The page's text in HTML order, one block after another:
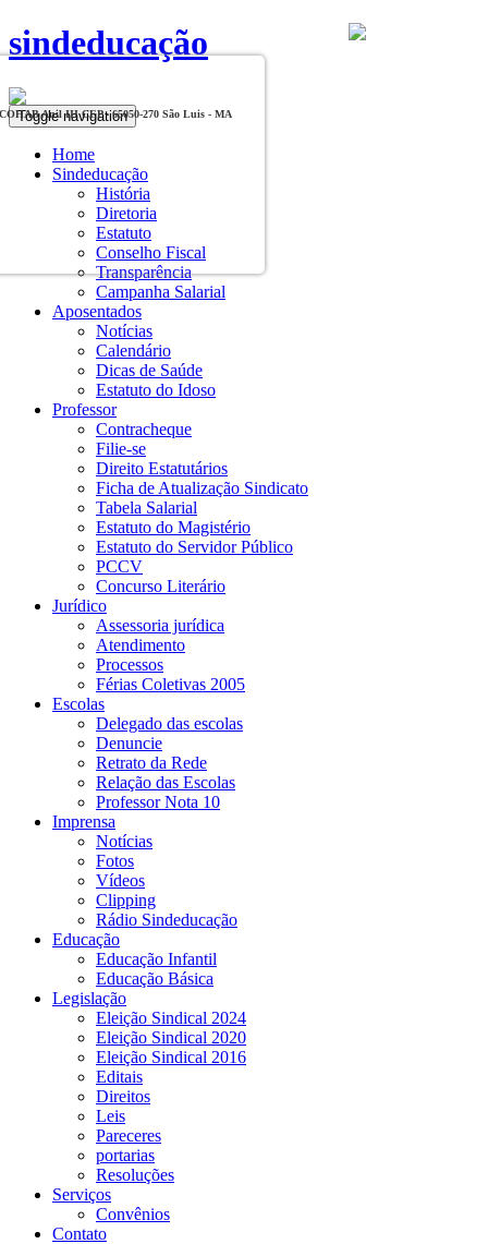
sindeducação
Toggle navigation
Home
Sindeducação
História
Diretoria
Estatuto
Conselho Fiscal
Transparência
Campanha Salarial
Aposentados
Notícias
Calendário
Dicas de Saúde
Estatuto do Idoso
Professor
Contracheque
Filie-se
Direito Estatutários
Ficha de Atualização Sindicato
Tabela Salarial
Estatuto do Magistério
Estatuto do Servidor Público
PCCV
Concurso Literário
Jurídico
Assessoria jurídica
Atendimento
Processos
Férias Coletivas 2005
Escolas
Delegado das escolas
Denuncie
Retrato da Rede
Relação das Escolas
Professor Nota 10
Imprensa
Notícias
Fotos
Vídeos
Clipping
Rádio Sindeducação
Educação
Educação Infantil
Educação Básica
Legislação
Eleição Sindical 2024
Eleição Sindical 2020
Eleição Sindical 2016
Editais
Direitos
Leis
Pareceres
portarias
Resoluções
Serviços
Convênios
Contato
COHAB Anil III CEP - 65050-270 São Luis - MA